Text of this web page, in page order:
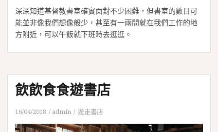
深深知道基督教書室確實面對不少困難，但書室的數目可
能並非像我們想像般少，甚至有一兩間就在我們工作的地
方附近，可以午飯就下班時去逛逛。
飲飲食食遊書店
16/04/2018 admin 遊走書店